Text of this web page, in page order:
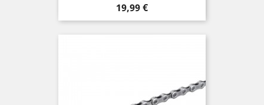
Prix
19,99 €